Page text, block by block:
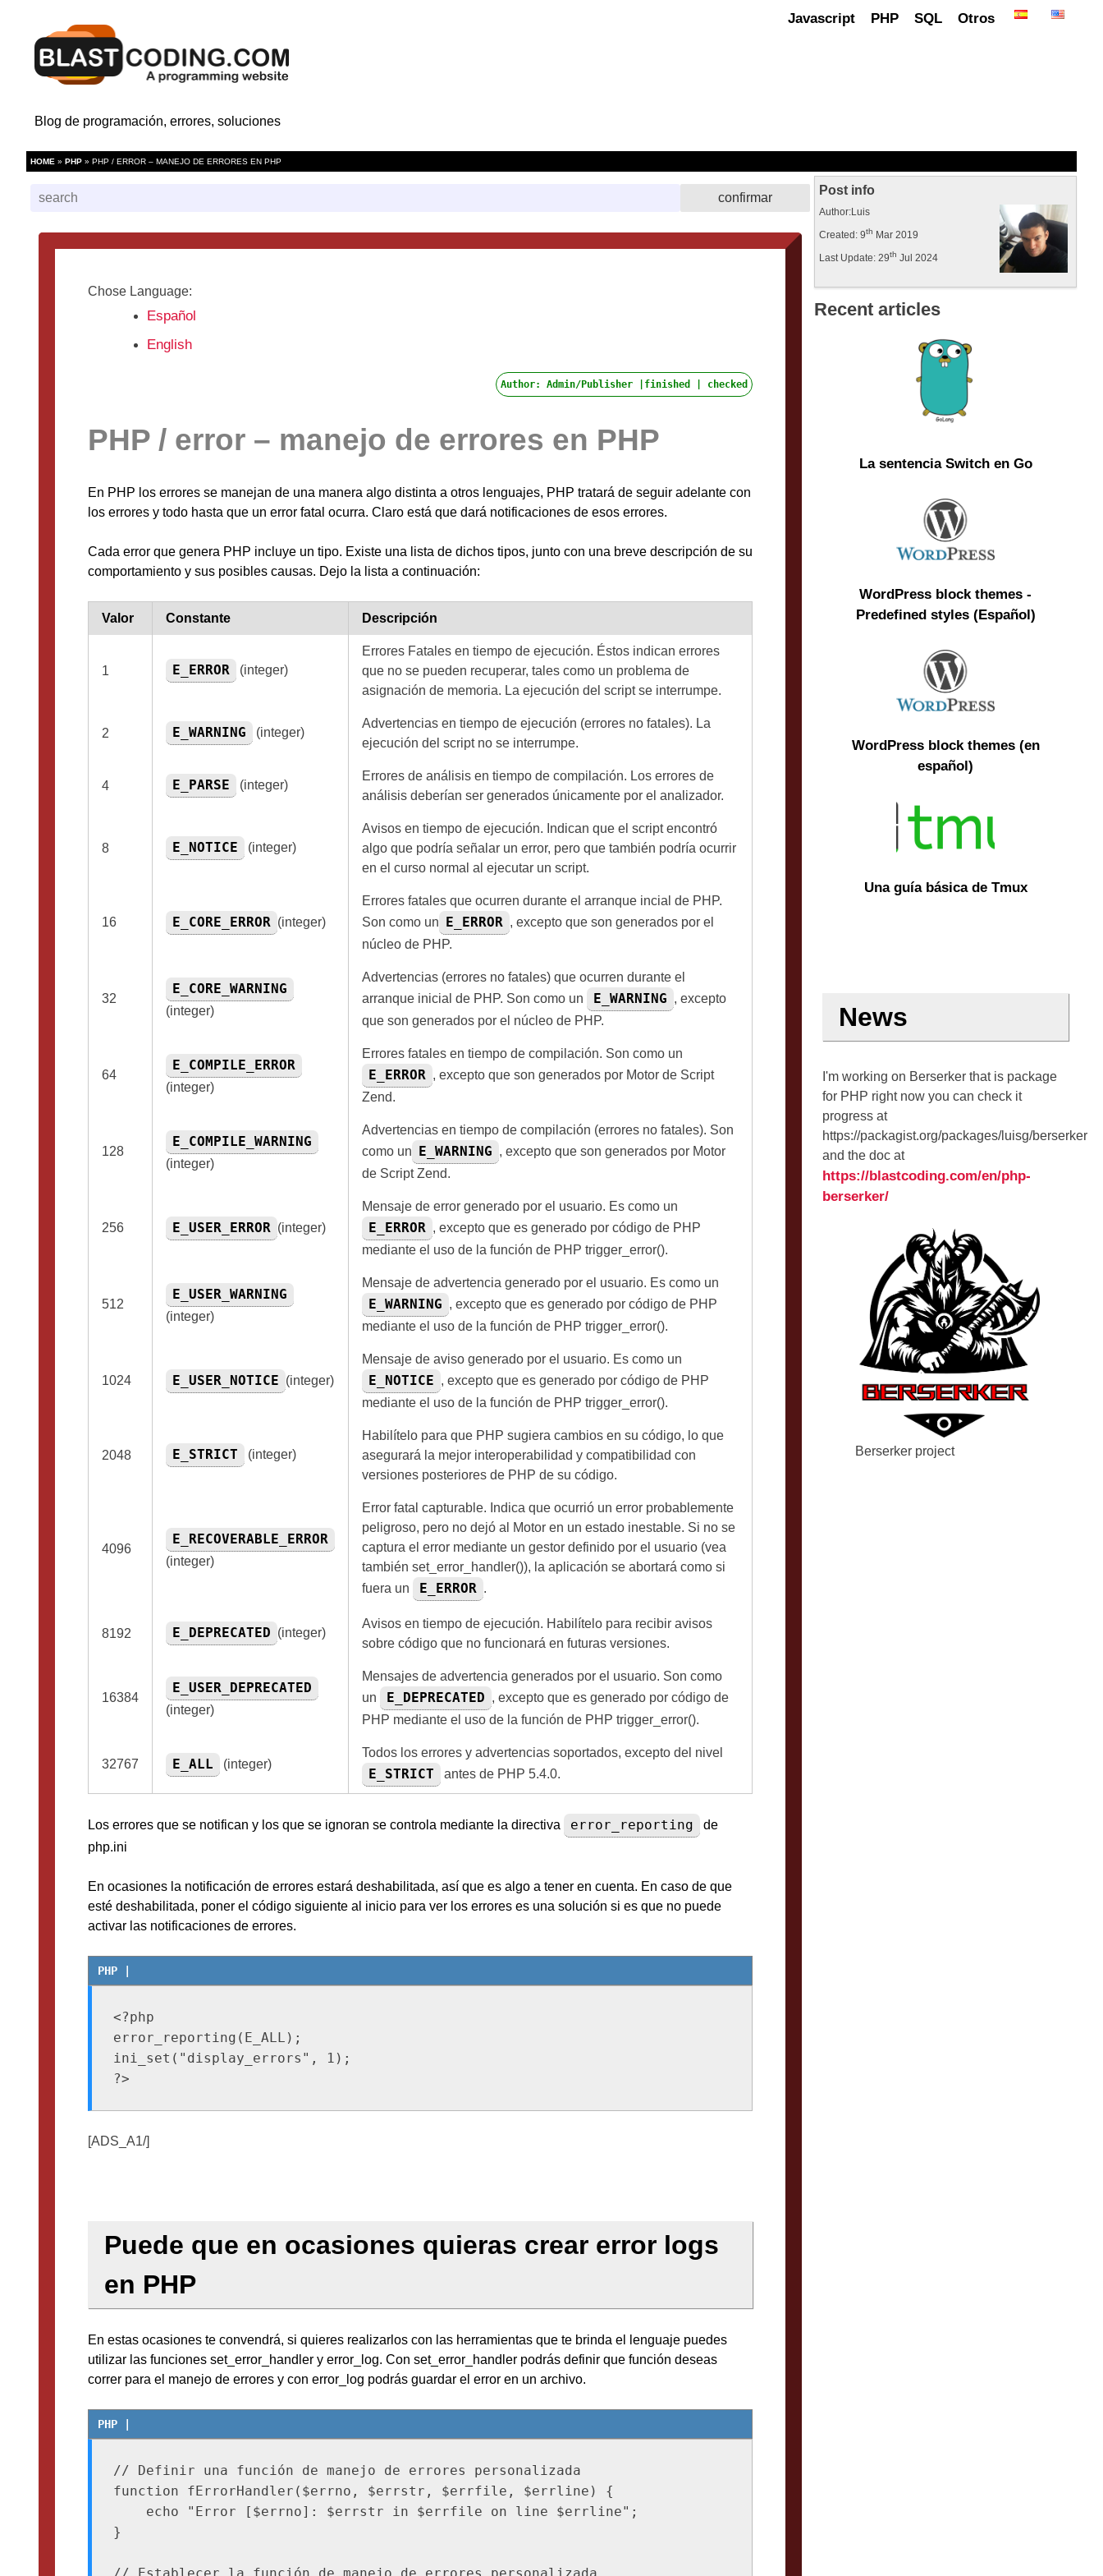
Blog de programación, errores, soluciones
Javascript PHP SQL Otros
HOME » PHP » PHP / ERROR – MANEJO DE ERRORES EN PHP
Chose Language:
Español
English
Author: Admin/Publisher |finished | checked
PHP / error – manejo de errores en PHP
En PHP los errores se manejan de una manera algo distinta a otros lenguajes, PHP tratará de seguir adelante con
los errores y todo hasta que un error fatal ocurra. Claro está que dará notificaciones de esos errores.
Cada error que genera PHP incluye un tipo. Existe una lista de dichos tipos, junto con una breve descripción de su
comportamiento y sus posibles causas. Dejo la lista a continuación:
Valor Constante Descripción
1 E_ERROR (integer)
Errores Fatales en tiempo de ejecución. Éstos indican errores
que no se pueden recuperar, tales como un problema de
asignación de memoria. La ejecución del script se interrumpe.
2 E_WARNING (integer)
Advertencias en tiempo de ejecución (errores no fatales). La
ejecución del script no se interrumpe.
4 E_PARSE (integer)
Errores de análisis en tiempo de compilación. Los errores de
análisis deberían ser generados únicamente por el analizador.
8 E_NOTICE (integer)
Avisos en tiempo de ejecución. Indican que el script encontró
algo que podría señalar un error, pero que también podría ocurrir
en el curso normal al ejecutar un script.
16 E_CORE_ERROR (integer)
Errores fatales que ocurren durante el arranque incial de PHP.
Son como un E_ERROR , excepto que son generados por el
núcleo de PHP.
32
E_CORE_WARNING
(integer)
Advertencias (errores no fatales) que ocurren durante el
arranque inicial de PHP. Son como un
E_WARNING , excepto
que son generados por el núcleo de PHP.
64
E_COMPILE_ERROR
(integer)
Errores fatales en tiempo de compilación. Son como un
E_ERROR , excepto que son generados por Motor de Script
Zend.
128
E_COMPILE_WARNING
(integer)
Advertencias en tiempo de compilación (errores no fatales). Son
como un E_WARNING , excepto que son generados por Motor
de Script Zend.
256 E_USER_ERROR (integer)
Mensaje de error generado por el usuario. Es como un
E_ERROR , excepto que es generado por código de PHP
mediante el uso de la función de PHP trigger_error().
512
E_USER_WARNING
(integer)
Mensaje de advertencia generado por el usuario. Es como un
E_WARNING , excepto que es generado por código de PHP
mediante el uso de la función de PHP trigger_error().
1024 E_USER_NOTICE (integer)
Mensaje de aviso generado por el usuario. Es como un
E_NOTICE , excepto que es generado por código de PHP
mediante el uso de la función de PHP trigger_error().
2048 E_STRICT (integer)
Habilítelo para que PHP sugiera cambios en su código, lo que
asegurará la mejor interoperabilidad y compatibilidad con
versiones posteriores de PHP de su código.
4096
E_RECOVERABLE_ERROR
(integer)
Error fatal capturable. Indica que ocurrió un error probablemente
peligroso, pero no dejó al Motor en un estado inestable. Si no se
captura el error mediante un gestor definido por el usuario (vea
también set_error_handler()), la aplicación se abortará como si
fuera un
E_ERROR .
8192 E_DEPRECATED (integer)
Avisos en tiempo de ejecución. Habilítelo para recibir avisos
sobre código que no funcionará en futuras versiones.
16384
E_USER_DEPRECATED
(integer)
Mensajes de advertencia generados por el usuario. Son como
un
E_DEPRECATED , excepto que es generado por código de
PHP mediante el uso de la función de PHP trigger_error().
32767 E_ALL (integer)
Todos los errores y advertencias soportados, excepto del nivel
E_STRICT antes de PHP 5.4.0.
Los errores que se notifican y los que se ignoran se controla mediante la directiva error_reporting
de
php.ini
En ocasiones la notificación de errores estará deshabilitada, así que es algo a tener en cuenta. En caso de que
esté deshabilitada, poner el código siguiente al inicio para ver los errores es una solución si es que no puede
activar las notificaciones de errores.
<?php
error_reporting(E_ALL);
ini_set("display_errors", 1);
[ADS_A1/]
Puede que en ocasiones quieras crear error logs
en PHP
En estas ocasiones te convendrá, si quieres realizarlos con las herramientas que te brinda el lenguaje puedes
utilizar las funciones set_error_handler y error_log. Con set_error_handler podrás definir que función deseas
correr para el manejo de errores y con error_log podrás guardar el error en un archivo.
// Definir una función de manejo de errores personalizada
function fErrorHandler($errno, $errstr, $errfile, $errline) {
    echo "Error [$errno]: $errstr in $errfile on line $errline";
}
Post info
Author:Luis
Created: 9th Mar 2019
Last Update: 29th Jul 2024
Recent articles
La sentencia Switch en Go
WordPress block themes -
Predefined styles (Español)
WordPress block themes (en
español)
Una guía básica de Tmux
News
I'm working on Berserker that is package
for PHP right now you can check it
progress at
https://packagist.org/packages/luisg/berserker
and the doc at
https://blastcoding.com/en/php-
berserker/
Berserker project